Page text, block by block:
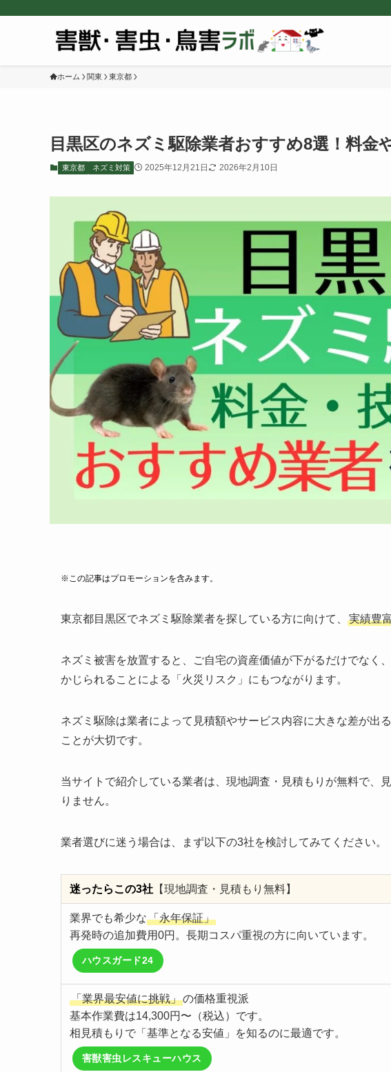
ホーム 関東 東京都
目黒区のネズミ駆除業者おすすめ8選！料金
東京都 ネズミ対策 2025年12月21日 2026年2月10日
※この記事はプロモーションを含みます。
東京都目黒区でネズミ駆除業者を探している方に向けて、 実績豊
ネズミ被害を放置すると、ご自宅の資産価値が下がるだけでなく
かじられることによる「火災リスク」にもつながります。
ネズミ駆除は業者によって見積額やサービス内容に大きな差が出る
ことが大切です。
当サイトで紹介している業者は、現地調査・見積もりが無料で、
りません。
業者選びに迷う場合は、まず以下の3社を検討してみてください。
迷ったらこの3社 【現地調査・見積もり無料】
業界でも希少な「永年保証」
再発時の追加費用0円。長期コスパ重視の方に向いています。
ハウスガード24
「業界最安値に挑戦」の価格重視派
基本作業費は14,300円〜（税込）です。
相見積もりで「基準となる安値」を知るのに最適です。
害獣害虫レスキューハウス